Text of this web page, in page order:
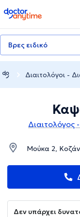
doctoranytime
Βρες ειδικό
Διαιτολόγοι -
Διαιτολόγος
Μούκα 2,
Δεν υπάρχει